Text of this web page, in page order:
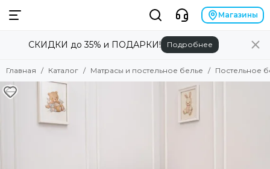
Матрасы и постельное белье
Смотреть все товары
Комплекты в кроватку
Комплекты для овальной кровати
Постельное белье
Магазины
СКИДКИ до 35% и ПОДАРКИ! Подробнее
Главная Каталог Матрасы и постельное белье Постельное